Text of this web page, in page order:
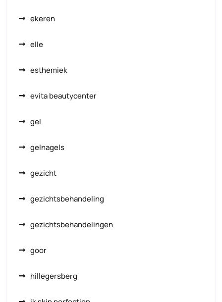
ekeren
elle
esthemiek
evita beautycenter
gel
gelnagels
gezicht
gezichtsbehandeling
gezichtsbehandelingen
goor
hillegersberg